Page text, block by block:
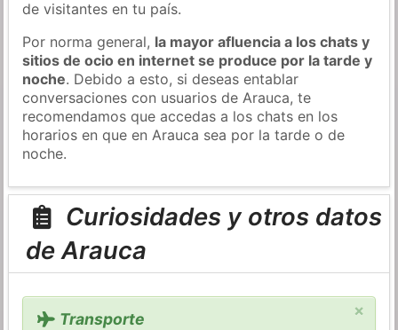
de visitantes en tu país.
Por norma general, la mayor afluencia a los chats y
sitios de ocio en internet se produce por la tarde y
noche. Debido a esto, si deseas entablar
conversaciones con usuarios de Arauca, te
recomendamos que accedas a los chats en los
horarios en que en Arauca sea por la tarde o de
noche.
Curiosidades y otros datos
de Arauca
×
Transporte